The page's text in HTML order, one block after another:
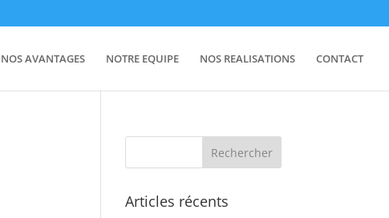
NOS AVANTAGES NOTRE EQUIPE NOS REALISATIONS CONTACT
Articles récents